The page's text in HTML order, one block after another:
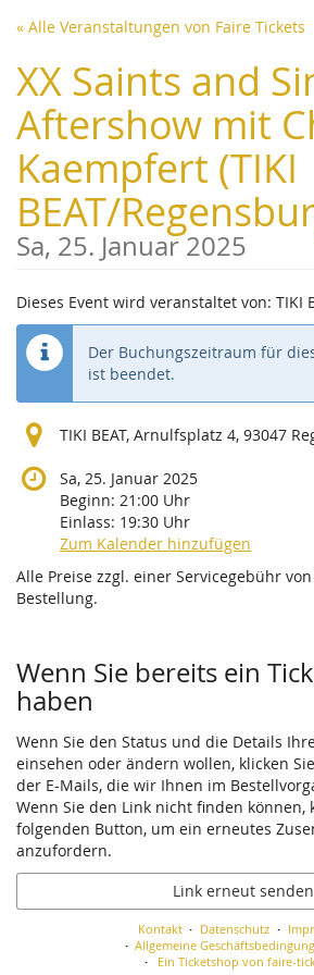
Zum
Inhalt
springen
« Alle Veranstaltungen von Faire Tickets
XX Saints and
Aftershow mit
Kaempfert (TIKI
BEAT/
Sa, 25. Januar 2025
Dieses Event wird veranstaltet von: TIKI
Der Buchungszeitraum für
ist beendet.
TIKI BEAT, Arnulfsplatz 4, 93047
Sa, 25. Januar 2025
Beginn: 21:00 Uhr
Einlass: 19:30 Uhr
Zum Kalender hinzufügen
Alle Preise zzgl. einer Servicegebühr
Bestellung.
Wenn Sie bereits ein
haben
Wenn Sie den Status und die Details
einsehen oder ändern wollen, klicken
der E-Mails, die wir Ihnen im
Wenn Sie den Link nicht finden können,
folgenden Button, um ein erneutes
anzufordern.
Link erneut senden
Kontakt Datenschutz
Allgemeine
Ein Ticketshop von faire-